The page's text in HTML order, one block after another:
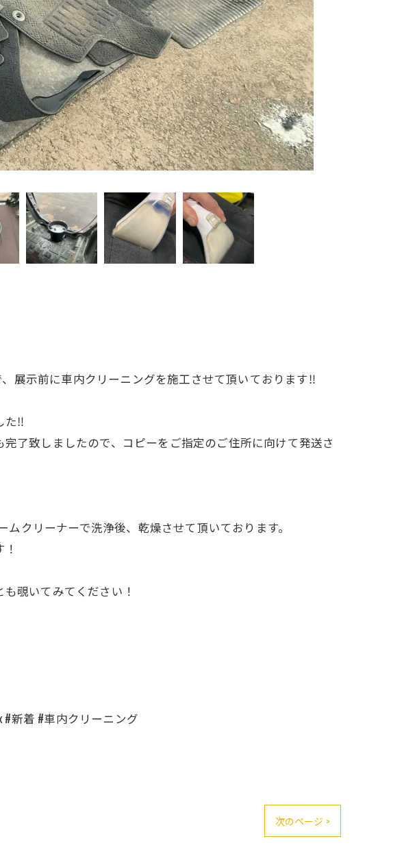
展示前に車内クリーニングを施工させて頂いております‼️
た‼️
了致しましたので、コピーをご指定のご住所に向けて発送さ
クリーナーで洗浄後、乾燥させて頂いております。
覗いてみてください！
#新着 #車内クリーニング
次のページ >